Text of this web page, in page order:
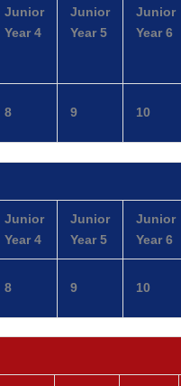
Junior
Year 4
Junior
Year 5
Junior
Year 6
8 9 10
Junior
Year 4
Junior
Year 5
Junior
Year 6
8 9 10